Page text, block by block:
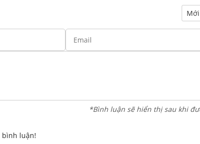
*Bình luận sẽ hiển thị sau khi
bình luận!